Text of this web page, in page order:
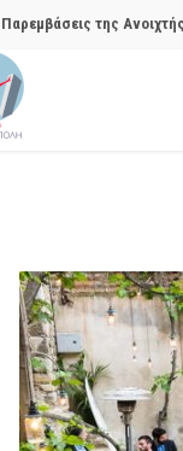
Παρεμβάσεις της
Συμβουλίου του Δήμου…
Να αποδοθούν ευθύνες
Να αποκατασταθεί με
ασφάλειας στην Κυψέλη
Παρεμβάσεις της